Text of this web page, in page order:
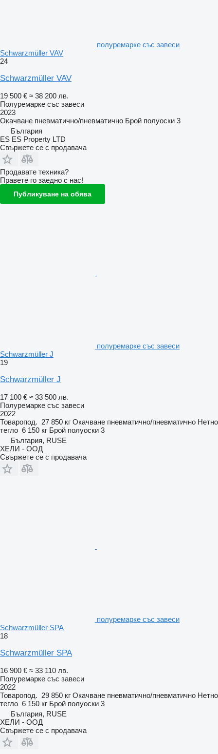
полуремарке със завеси
Schwarzmüller VAV
24
Schwarzmüller VAV
19 500 € ≈ 38 200 лв.
Полуремарке със завеси
2023
Окачване пневматично/пневматично Брой полуоски 3
България
ES ES Property LTD
Свържете се с продавача
Продавате техника?
Правете го заедно с нас!
Публикуване на обява
полуремарке със завеси
Schwarzmüller J
19
Schwarzmüller J
17 100 € ≈ 33 500 лв.
Полуремарке със завеси
2022
Товаропод. 27 850 кг Окачване пневматично/пневматично Нетно
тегло 6 150 кг Брой полуоски 3
България, RUSE
ХЕЛИ - ООД
Свържете се с продавача
полуремарке със завеси
Schwarzmüller SPA
18
Schwarzmüller SPA
16 900 € ≈ 33 110 лв.
Полуремарке със завеси
2022
Товаропод. 29 850 кг Окачване пневматично/пневматично Нетно
тегло 6 150 кг Брой полуоски 3
България, RUSE
ХЕЛИ - ООД
Свържете се с продавача